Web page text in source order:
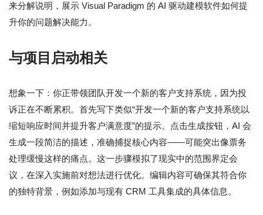
来分解说明，展示 Visual Paradigm 的 AI 驱动建模软件如何提
升你的问题解决能力。
与项目启动相关
想象一下：你正带领团队开发一个新的客户支持系统，因为投
诉正在不断累积。首先写下类似“开发一个新的客户支持系统以
缩短响应时间并提升客户满意度”的提示。点击生成按钮，AI 会
生成一段简洁的描述，准确捕捉核心内容——可能突出像票务
处理缓慢这样的痛点。这一步骤模拟了现实中的范围界定会
议，在深入实施前对想法进行优化。编辑内容可确保其符合你
的独特背景，例如添加与现有 CRM 工具集成的具体信息。